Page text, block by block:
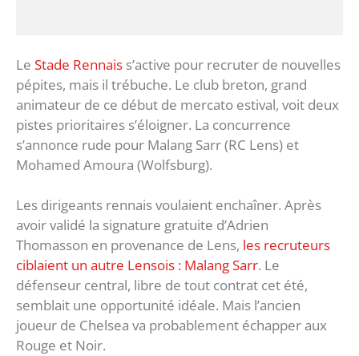
Le Stade Rennais s’active pour recruter de nouvelles
pépites, mais il trébuche. Le club breton, grand
animateur de ce début de mercato estival, voit deux
pistes prioritaires s’éloigner. La concurrence
s’annonce rude pour Malang Sarr (RC Lens) et
Mohamed Amoura (Wolfsburg).
Les dirigeants rennais voulaient enchaîner. Après
avoir validé la signature gratuite d’Adrien
Thomasson en provenance de Lens, les recruteurs
ciblaient un autre Lensois : Malang Sarr. Le
défenseur central, libre de tout contrat cet été,
semblait une opportunité idéale. Mais l’ancien
joueur de Chelsea va probablement échapper aux
Rouge et Noir.